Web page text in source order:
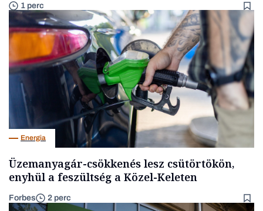
1 perc
Energia
Üzemanyagár-csökkenés lesz csütörtökön,
enyhül a feszültség a Közel-Keleten
Forbes 2 perc